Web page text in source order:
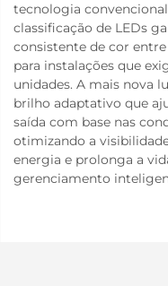
tecnologia
classificação de LEDs
consistente de cor
para instalações que
unidades. A mais nova
brilho adaptativo que
saída com base nas
otimizando a
energia e prolonga a
gerenciamento